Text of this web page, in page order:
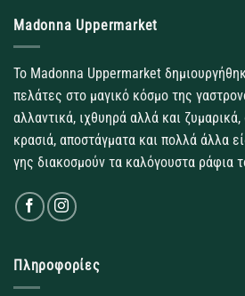
Madonna Uppermarket
Το Madonna Uppermarket
πελάτες στο μαγικό κόσμο της
αλλαντικά, ιχθυηρά αλλά και
κρασιά, αποστάγματα και πολλά άλλα
γης διακοσμούν τα καλόγουστα ράφια
Πληροφορίες